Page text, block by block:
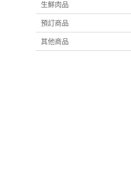
生鮮肉品
預訂商品
其他商品